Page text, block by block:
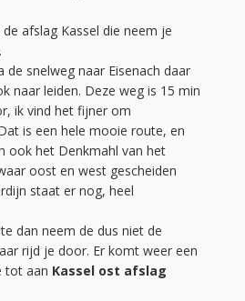
afslag Kassel die neem je
de snelweg naar Eisenach daar
naar leiden. Deze weg is 15 min
ik vind het fijner om
is een hele mooie route, en
ook het Denkmahl van het
oost en west gescheiden
staat er nog, heel
dan neem de dus niet de
rijd je door. Er komt weer een
tot aan Kassel ost afslag